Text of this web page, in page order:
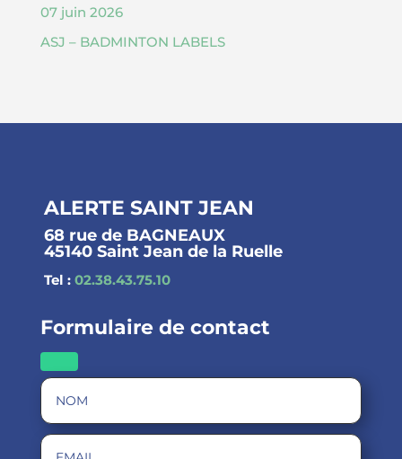
07 juin 2026
ASJ – BADMINTON LABELS
ALERTE SAINT JEAN
68 rue de BAGNEAUX
45140 Saint Jean de la Ruelle
Tel : 02.38.43.75.10
Formulaire de contact